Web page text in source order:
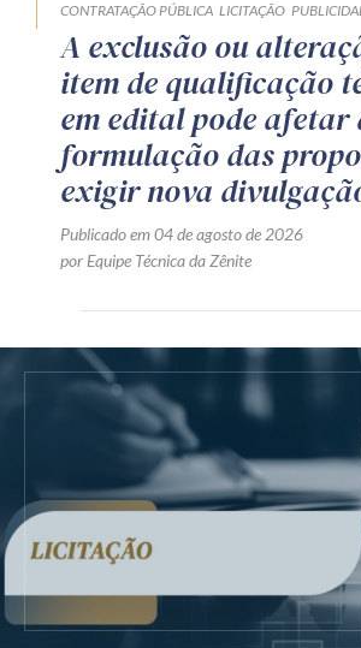
CONTRATAÇÃO PÚBLICA LICITAÇÃO
A exclusão ou
item de qualificação
em edital pode afetar
formulação das
exigir nova
Publicado em 04 de agosto de 2026
por Equipe Técnica da Zênite